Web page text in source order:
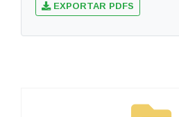
EXPORTAR PDFS